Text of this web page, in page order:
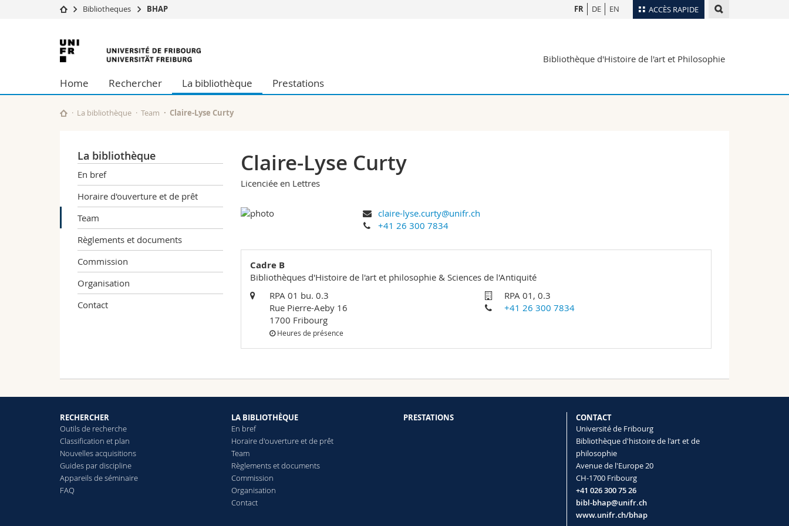
ACCÈS RAPIDE
Université
Recherche
Université
Formation continue
Sciences économiques et sociales et management
Lettres et sciences humaines
Sciences de l'éducation et de la formation
Sciences et médecine
Chercheurs
Plan d'accès
Webmail
FR DE EN
Bibliotheques BHAP
Université
de
Fribourg
Bibliothèque d'Histoire de l'art et Philosophie
Home Rechercher La bibliothèque Prestations
La bibliothèque Team Claire-Lyse Curty
La bibliothèque
En bref
Horaire d'ouverture et de prêt
Team
Règlements et documents
Commission
Organisation
Contact
Claire-Lyse Curty
Licenciée en Lettres
claire-lyse.curty@unifr.ch
+41 26 300 7834
Cadre B
Bibliothèques d'Histoire de l'art et philosophie & Sciences de l'Antiquité
RPA 01 bu. 0.3
Rue Pierre-Aeby 16
1700 Fribourg
Heures de présence
RPA 01, 0.3
+41 26 300 7834
RECHERCHER
Outils de recherche
Classification et plan
Nouvelles acquisitions
Guides par discipline
Appareils de séminaire
FAQ
LA BIBLIOTHÈQUE
En bref
Horaire d'ouverture et de prêt
Team
Règlements et documents
Commission
Organisation
Contact
PRESTATIONS
CONTACT
Université de Fribourg
Bibliothèque d'histoire de l'art et de
philosophie
Avenue de l'Europe 20
CH-1700 Fribourg
+41 026 300 75 26
bibl-bhap@unifr.ch
www.unifr.ch/bhap